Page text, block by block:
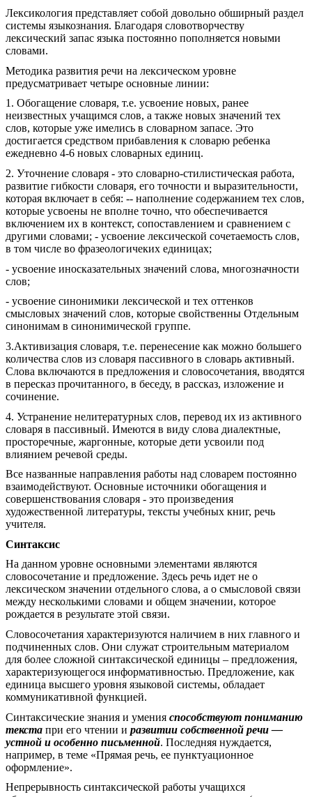
Лексикология представляет собой довольно обширный раздел
системы языкознания. Благодаря словотворчеству
лексический запас языка постоянно пополняется новыми
словами.
Методика развития речи на лексическом уровне
предусматривает четыре основные линии:
1. Обогащение словаря, т.е. усвоение новых, ранее
неизвестных учащимся слов, а также новых значений тех
слов, которые уже имелись в словарном запасе. Это
достигается средством прибавления к словарю ребенка
ежедневно 4-6 новых словарных единиц.
2. Уточнение словаря - это словарно-стилистическая работа,
развитие гибкости словаря, его точности и выразительности,
которая включает в себя: -- наполнение содержанием тех слов,
которые усвоены не вполне точно, что обеспечивается
включением их в контекст, сопоставлением и сравнением с
другими словами; - усвоение лексической сочетаемость слов,
в том числе во фразеологичеких единицах;
- усвоение иносказательных значений слова, многозначности
слов;
- усвоение синонимики лексической и тех оттенков
смысловых значений слов, которые свойственны Отдельным
синонимам в синонимической группе.
3.Активизация словаря, т.е. перенесение как можно большего
количества слов из словаря пассивного в словарь активный.
Слова включаются в предложения и словосочетания, вводятся
в пересказ прочитанного, в беседу, в рассказ, изложение и
сочинение.
4. Устранение нелитературных слов, перевод их из активного
словаря в пассивный. Имеются в виду слова диалектные,
просторечные, жаргонные, которые дети усвоили под
влиянием речевой среды.
Все названные направления работы над словарем постоянно
взаимодействуют. Основные источники обогащения и
совершенствования словаря - это произведения
художественной литературы, тексты учебных книг, речь
учителя.
Синтаксис
На данном уровне основными элементами являются
словосочетание и предложение. Здесь речь идет не о
лексическом значении отдельного слова, а о смысловой связи
между несколькими словами и общем значении, которое
рождается в результате этой связи.
Словосочетания характеризуются наличием в них главного и
подчиненных слов. Они служат строительным материалом
для более сложной синтаксической единицы – предложения,
характеризующегося информативностью. Предложение, как
единица высшего уровня языковой системы, обладает
коммуникативной функцией.
Синтаксические знания и умения способствуют пониманию
текста при его чтении и развитии собственной речи —
устной и особенно письменной. Последняя нуждается,
например, в теме «Прямая речь, ее пунктуационное
оформление».
Непрерывность синтаксической работы учащихся